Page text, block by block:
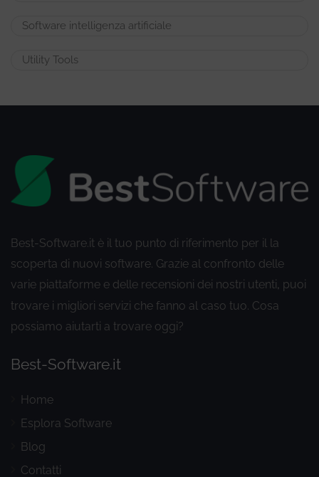
Software intelligenza artificiale
Utility Tools
Best-Software.it è il tuo punto di riferimento per il la
scoperta di nuovi software. Grazie al confronto delle
varie piattaforme e delle recensioni dei nostri utenti, puoi
trovare i migliori servizi che fanno al caso tuo. Cosa
possiamo aiutarti a trovare oggi?
Best-Software.it
Home
Esplora Software
Blog
Contatti